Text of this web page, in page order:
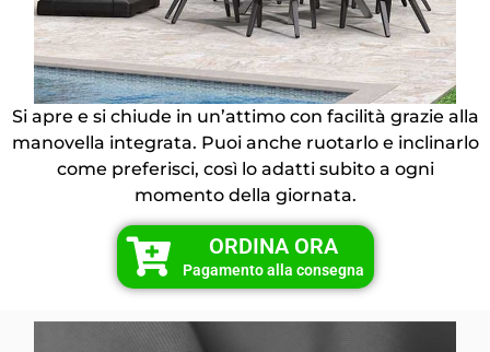
Si apre e si chiude in un’attimo con facilità grazie alla
manovella integrata. Puoi anche ruotarlo e inclinarlo
come preferisci, così lo adatti subito a ogni
momento della giornata.
ORDINA ORA
Pagamento alla consegna